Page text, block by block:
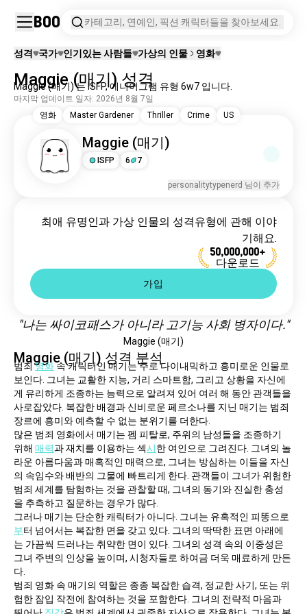
Boo 카테고리, 연예인, 픽션 캐릭터들을 찾아보세요.
성격 국가 인기있는 사람들 가상의 인물 영화
Maggie (매기) 성격
Maggie (매기) 는 ISFP, 에니어그램 유형 6w7 입니다.
마지막 업데이트 일자: 2026년 8월 7일
Maggie (매기)
ISFP 6 7
영화 Master Gardener Thriller Crime US
personalitytypenerd 님이 추가
최애 유명인과 가상 인물의 성격유형에 관해 이야
기해요.
50,000,000+
다운로드
가입
"나는 싸이코패스가 아니라 고기능 사회 병자이다."
Maggie (매기)
Maggie (매기) 성격 분석
범죄 영화 속 캐릭터인 매기는 주로 다이내믹하고 흥미로운 인물로
보인다. 그녀는 교활한 지능, 거리 스마트함, 그리고 상황을 자신에
게 유리하게 조종하는 능력으로 알려져 있어 여러 해 동안 관객들을
사로잡았다. 복잡한 배경과 신비로운 페르소나를 지닌 매기는 범죄
장르에 흥미와 예측할 수 없는 분위기를 더한다.
많은 범죄 영화에서 매기는 펨 피탈로, 주위의 남성들을 조종하기
위해 매력과 재치를 이용하는 섹시한 여인으로 그려진다. 그녀의 놀
라운 아름다움과 매혹적인 매력으로, 그녀는 방심하는 이들을 자신
의 속임수와 배반의 그물에 빠트리게 한다. 관객들이 그녀가 위험한
범죄 세계를 탐험하는 것을 관찰할 때, 그녀의 동기와 진실한 충성
을 추측하고 질문하는 경우가 많다.
그러나 매기는 단순한 캐릭터가 아니다. 그녀는 유혹적인 피똥으로
부터 넘어서는 복잡한 면을 갖고 있다. 그녀의 딱딱한 표면 아래에
는 가끔씩 드러나는 취약한 면이 있다. 그녀의 성격 속의 이중성은
그녀 주변의 인상을 높이며, 시청자들로 하여금 더욱 매료하게 만든
다.
범죄 영화 속 매기의 역할은 종종 복잡한 습격, 정교한 사기, 또는 위
험한 잠입 작전에 참여하는 것을 포함한다. 그녀의 전략적 마음과